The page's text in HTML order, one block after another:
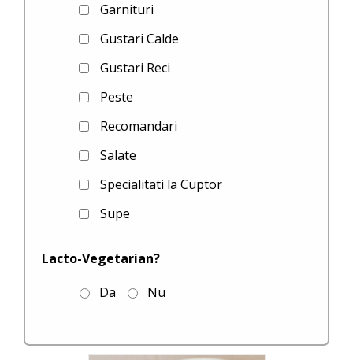
Garnituri
Gustari Calde
Gustari Reci
Peste
Recomandari
Salate
Specialitati la Cuptor
Supe
Lacto-Vegetarian?
Da
Nu